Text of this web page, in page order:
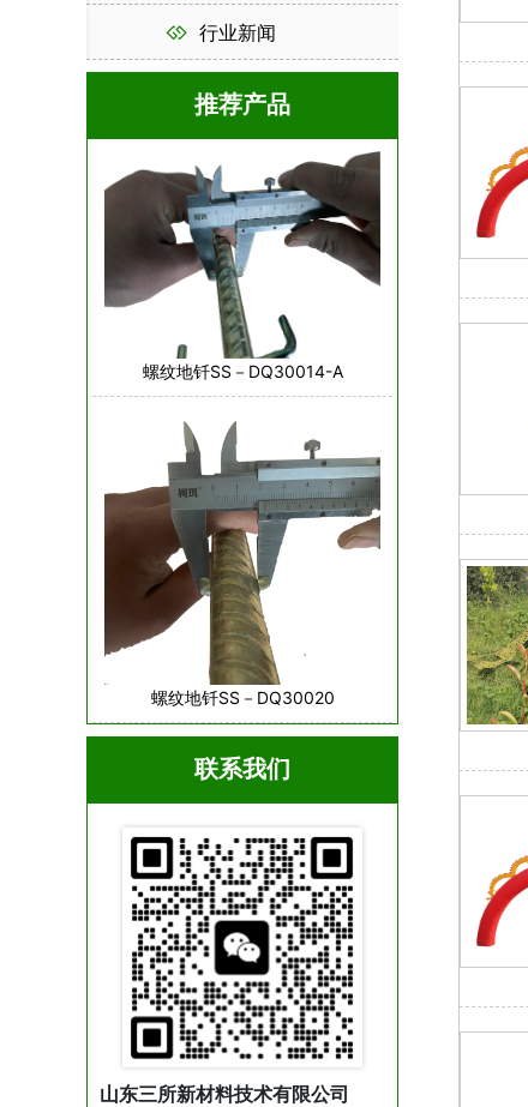
行业新闻
推荐产品
螺纹地钎SS－DQ30014-A
螺纹地钎SS－DQ30020
联系我们
山东三所新材料技术有限公司